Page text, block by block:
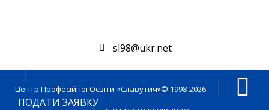
sl98@ukr.net
ПОДАТИ ЗАЯВКУ
Центр Професійної Освіти «Славутич»© 1998-2026